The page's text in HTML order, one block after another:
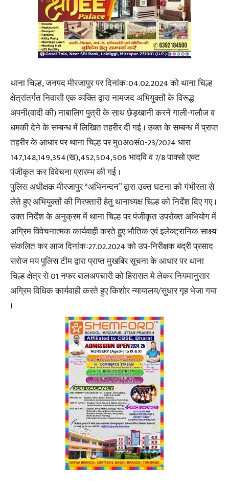
थाना चिल्ह, जनपद मीरजापुर पर दिनांकः04.02.2024 को थाना चिल्ह
क्षेत्रांतर्गत निवासी एक व्यक्ति द्वारा नामजद अभियुक्तों के विरूद्ध
अपनी(वादी की) नाबालिग पुत्री के साथ छेड़खानी करने गाली-गलौज व
धमकी देने के सम्बन्ध में लिखित तहरीर दी गई । उक्त के सम्बन्ध में प्राप्त
तहरीर के आधार पर थाना चिल्ह पर मु0अ0सं0-23/2024 धारा
147,148,149,354(ख),452,504,506 भादवि व 7/8 पाक्सो एक्ट
पंजीकृत कर विवेचना प्रारम्भ की गई ।
पुलिस अधीक्षक मीरजापुर “अभिनन्दन” द्वारा उक्त घटना को गंभीरता से
लेते हुए अभियुक्तों की गिरफ्तारी हेतु थानाध्यक्ष चिल्ह को निर्देश दिए गए ।
उक्त निर्देश के अनुक्रम में थाना चिल्ह पर पंजीकृत उपरोक्त अभियोग में
अग्रिम विवेचनात्मक कार्यवाही करते हुए भौतिक एवं इलेक्ट्रानिक साक्ष्य
संकलित कर आज दिनांकः27.02.2024 को उप-निरीक्षक बद्री प्रसाद
सरोज मय पुलिस टीम द्वारा प्राप्त मुखबिर सूचना के आधार पर थाना
चिल्ह क्षेत्र से 01 नफर बालअपचारी को हिरासत मे लेकर नियमानुसार
अग्रिम विधिक कार्यवाही करते हुए किशोर न्यायालय/सुधार गृह भेजा गया
।